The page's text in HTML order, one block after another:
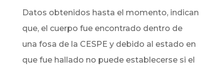
Datos obtenidos hasta el momento, indican
que, el cuerpo fue encontrado dentro de
una fosa de la CESPE y debido al estado en
que fue hallado no puede establecerse si el